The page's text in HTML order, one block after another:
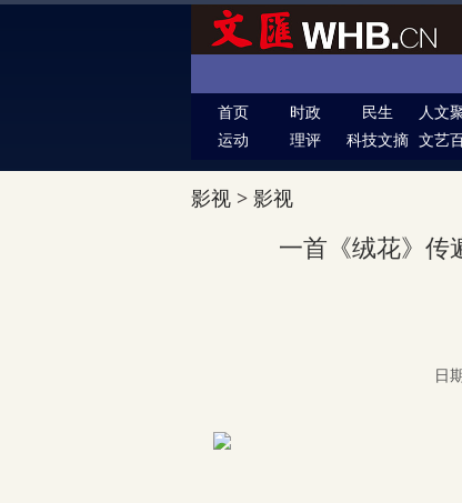
首页 时政 民生 人文
运动
理评 科技文摘 文艺
影视 > 影视
一首《绒花》传
日